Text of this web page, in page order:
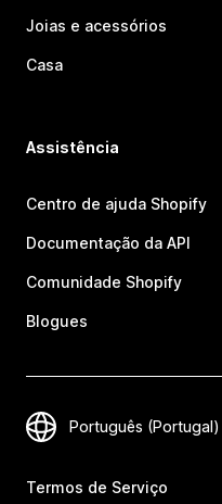
Joias e acessórios
Casa
Assistência
Centro de ajuda Shopify
Documentação da API
Comunidade Shopify
Blogues
Termos de Serviço